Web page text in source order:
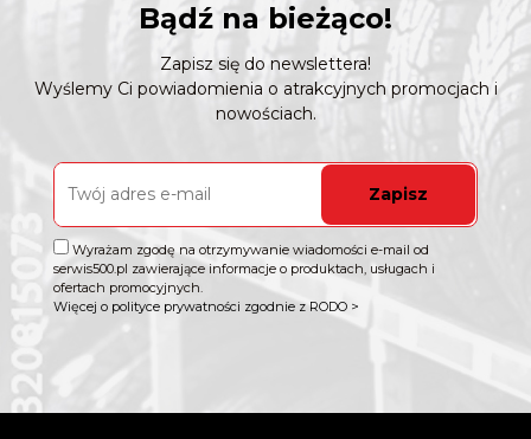
Bądź na bieżąco!
Zapisz się do newslettera!
Wyślemy Ci powiadomienia o atrakcyjnych promocjach i
nowościach.
Zapisz
Wyrażam zgodę na otrzymywanie wiadomości e-mail od
serwis500.pl zawierające informacje o produktach, usługach i
ofertach promocyjnych.
Więcej o polityce prywatności zgodnie z RODO >